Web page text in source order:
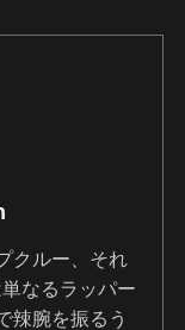
クルー、それ
なるラッパー
辣腕を振るう